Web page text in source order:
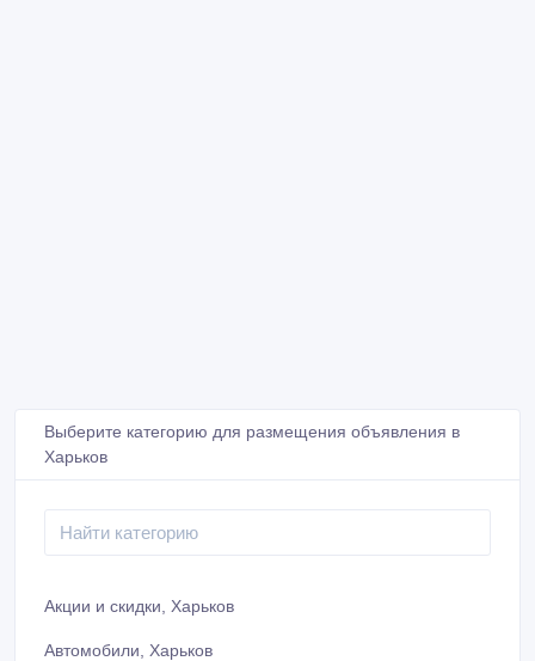
Выберите категорию для размещения объявления в
Харьков
Акции и скидки, Харьков
Автомобили, Харьков